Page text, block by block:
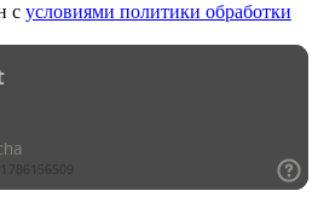
с условиями политики обработки